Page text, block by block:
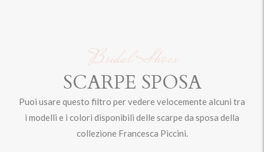
Bridal Shoes
SCARPE SPOSA
Puoi usare questo filtro per vedere velocemente alcuni tra
i modelli e i colori disponibili delle scarpe da sposa della
collezione Francesca Piccini.